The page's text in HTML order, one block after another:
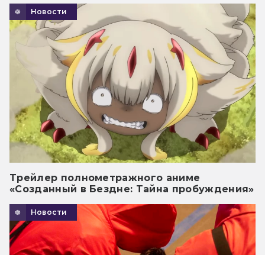
Новости
Трейлер полнометражного аниме
«Созданный в Бездне: Тайна пробуждения»
Новости